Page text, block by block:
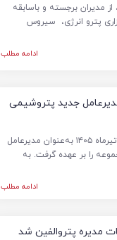
مدیران برجسته و باسابقه
پترو انرژی، سیروس
ادامه مطلب
جدید پتروشیمی
با تصویب هیأت‌مدیره شرکت پتروشیمی رازی، حسین موسی‌زاده از تاریخ ۵ تیرماه ۱۴۰۵ به‌عنوان مدیرعامل
را بر عهده گرفت. به
ادامه مطلب
مدیره پتروالفین شد